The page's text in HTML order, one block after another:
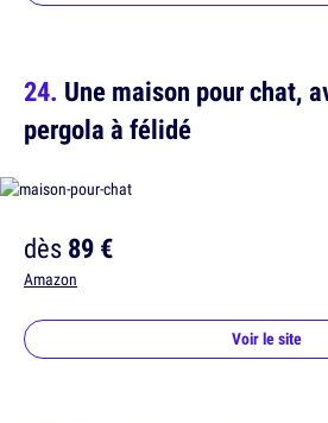
Une maison pour chat,
pergola à félidé
dès89 €
Amazon
Voir le site